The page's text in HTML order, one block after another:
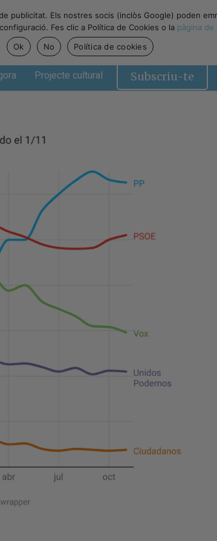
Projecte cultural Subscriu-te
publicitat. Els nostres socis (inclòs Google) poden
Fes clic a Política de Cookies o la pàgina de
Ok
No Política de cookies